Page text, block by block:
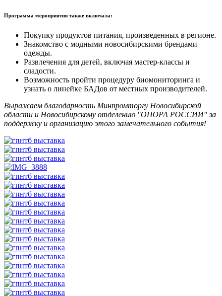
Программа мероприятия также включала:
Покупку продуктов питания, произведенных в регионе.
Знакомство с модными новосибирскими брендами
одежды.
Развлечения для детей, включая мастер-классы и
сладости.
Возможность пройти процедуру биомониторинга и
узнать о линейке БАДов от местных производителей.
Выражаем благодарность Минпромторгу Новосибирской
области и Новосибирскому отделению "ОПОРА РОССИИ" за
поддержку и организацию этого замечательного события!